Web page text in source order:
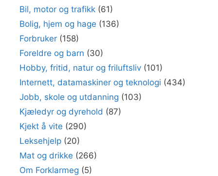
Bil, motor og trafikk (61)
Bolig, hjem og hage (136)
Forbruker (158)
Foreldre og barn (30)
Hobby, fritid, natur og friluftsliv (101)
Internett, datamaskiner og teknologi (434)
Jobb, skole og utdanning (103)
Kjæledyr og dyrehold (87)
Kjekt å vite (290)
Leksehjelp (20)
Mat og drikke (266)
Om Forklarmeg (5)